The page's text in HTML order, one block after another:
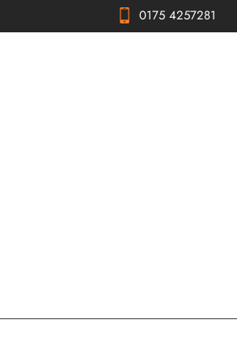
0175 4257281